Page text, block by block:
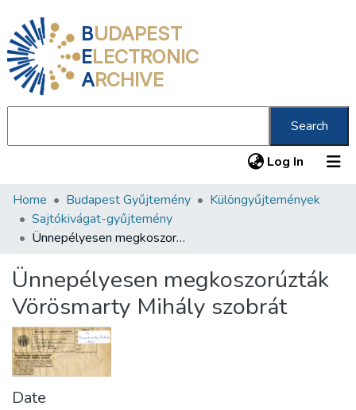
BUDAPEST
ELECTRONIC
ARCHIVE
Search
Log In (current)
Communities & Collections
All of DSpace
Statistics
About us
Home Budapest Gyűjtemény
Különgyűjtemények
Sajtókivágat-gyűjtemény
Ünnepélyesen megkoszorúzták Vörösmarty Mihály szobrát
Ünnepélyesen megkoszorúzták
Vörösmarty Mihály szobrát
Date